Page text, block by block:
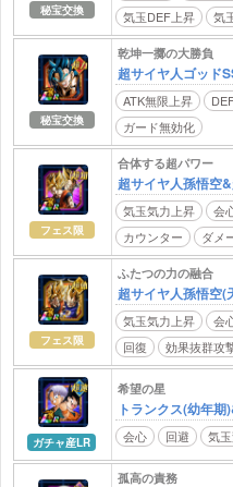
秘宝交換
気玉DEF上昇
気
秘宝交換
乾坤一擲の大勝負
超サイヤ人ゴッド
ATK無限上昇
ガード無効化
フェス限
合体する超パワー
超サイヤ人孫悟空
気玉気力上昇 会
カウンター
ダメ
フェス限
ふたつの力の融合
超サイヤ人孫悟空(
気玉気力上昇 会
回復
効果抜群攻
ガチャ産LR
希望の星
トランクス(幼年
会心 回避 気
孤高の責務